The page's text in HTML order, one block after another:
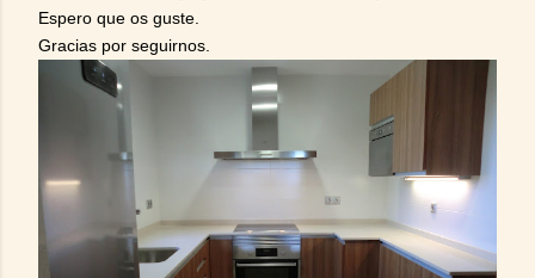
Espero que os guste.
Gracias por seguirnos.